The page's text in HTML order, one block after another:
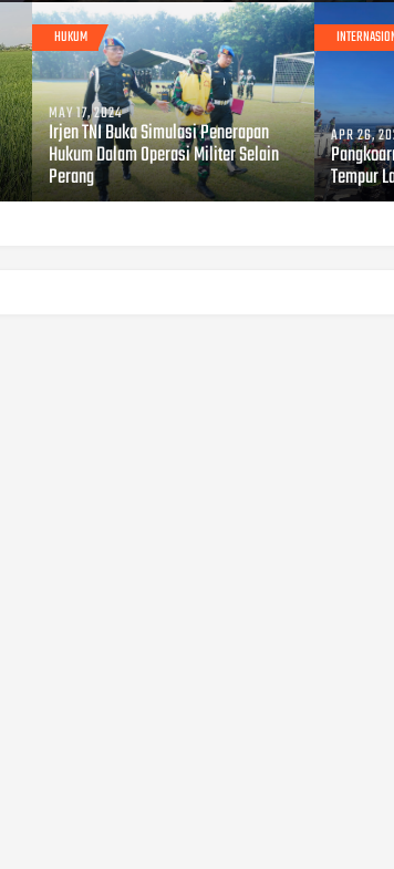
HUKUM
MAY 17, 2024
Irjen TNI Buka Simulasi Penerapan
Hukum Dalam Operasi Militer Selain
Perang
APR 26,
Tempur